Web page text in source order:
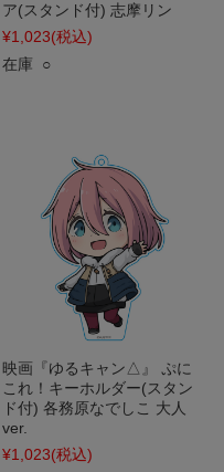
ア(スタンド付) 志摩リン
¥1,023(税込)
在庫 ○
映画『ゆるキャン△』 ぷに
これ！キーホルダー(スタン
ド付) 各務原なでしこ 大人
ver.
¥1,023(税込)